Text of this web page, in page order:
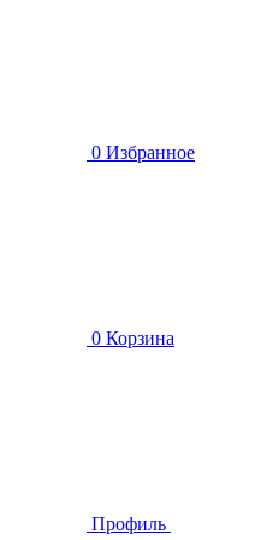
0 Избранное
0 Корзина
Профиль